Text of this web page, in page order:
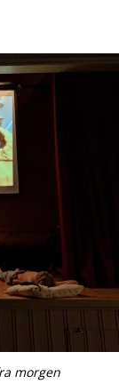
morgen